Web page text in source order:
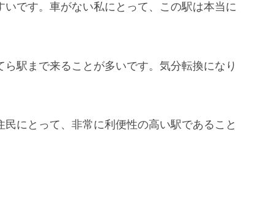
いです。車がない私にとって、この駅は本当に
駅まで来ることが多いです。気分転換になり
にとって、非常に利便性の高い駅であること